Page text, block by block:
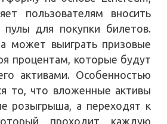
пользователям вносить
пулы для покупки билетов.
может выиграть призовые
процентам, которые будут
активами. Особенностью
то, что вложенные активы
розыгрыша, а переходят к
проходит каждую